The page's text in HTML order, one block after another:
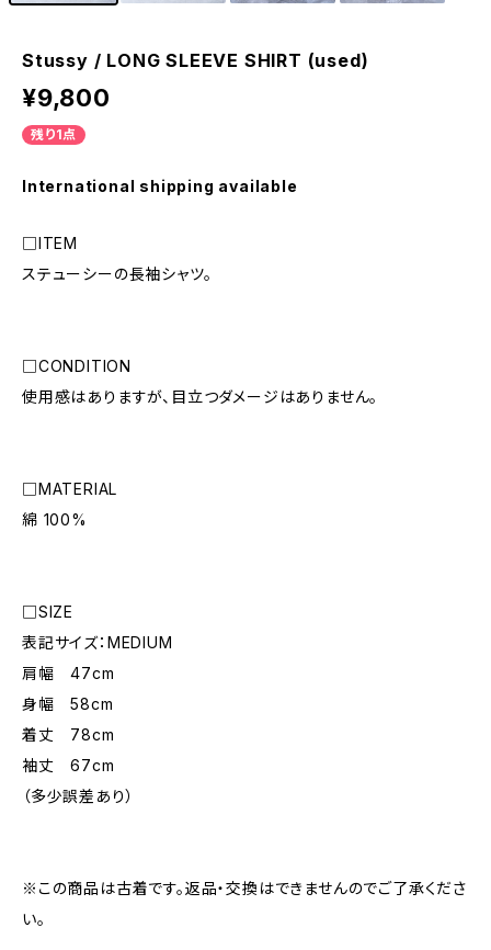
Stussy / LONG SLEEVE SHIRT (used)
¥9,800
残り1点
International shipping available
□ITEM
ステューシーの長袖シャツ。
□CONDITION
使用感はありますが、目立つダメージはありません。
□MATERIAL
綿 100%
□SIZE
表記サイズ：MEDIUM
肩幅 47cm
身幅 58cm
着丈 78cm
袖丈 67cm
（多少誤差あり）
※この商品は古着です。返品・交換はできませんのでご了承くださ
い。